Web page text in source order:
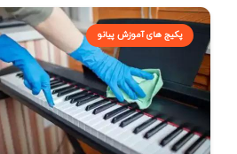
پکیج های آموزش پیانو